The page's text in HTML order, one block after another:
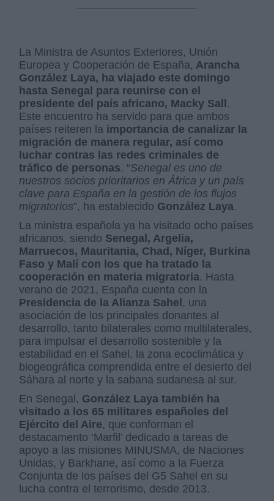
La Ministra de Asuntos Exteriores, Unión
Europea y Cooperación de España, Arancha
González Laya, ha viajado este domingo
hasta Senegal para reunirse con el
presidente del país africano, Macky Sall .
Este encuentro ha servido para que ambos
países reiteren la importancia de canalizar la
migración de manera regular, así como
luchar contras las redes criminales de
tráfico de personas. “Senegal es uno de
nuestros socios prioritarios en África y un país
clave para España en la gestión de los flujos
migratorios”, ha establecido González Laya.
La ministra española ya ha visitado ocho países
africanos, siendo Senegal, Argelia,
Marruecos, Mauritania, Chad, Níger, Burkina
Faso y Malí con los que ha tratado la
cooperación en materia migratoria. Hasta
verano de 2021, España cuenta con la
Presidencia de la Alianza Sahel , una
asociación de los principales donantes al
desarrollo, tanto bilaterales como multilaterales,
para impulsar el desarrollo sostenible y la
estabilidad en el Sahel, la zona ecoclimática y
biogeográfica comprendida entre el desierto del
Sáhara al norte y la sabana sudanesa al sur.
En Senegal, González Laya también ha
visitado a los 65 militares españoles del
Ejército del Aire, que conforman el
destacamento ‘Marfil’ dedicado a tareas de
apoyo a las misiones MINUSMA, de Naciones
Unidas, y Barkhane, así como a la Fuerza
Conjunta de los países del G5 Sahel en su
lucha contra el terrorismo, desde 2013.